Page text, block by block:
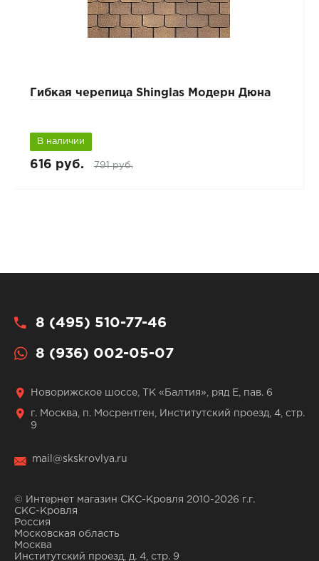
Гибкая черепица Shinglas Модерн Дюна
В наличии
616 руб. 791 руб.
8 (495) 510-77-46
8 (936) 002-05-07
Новорижское шоссе, ТК «Балтия», ряд Е, пав. 6
г. Москва, п. Мосрентген, Институтский проезд, 4, стр.
9
mail@skskrovlya.ru
© Интернет магазин СКС-Кровля 2010-2026 г.г.
СКС-Кровля
Россия
Московская область
Москва
Институтский проезд, д. 4, стр. 9